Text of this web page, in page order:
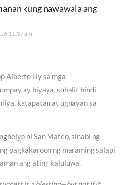
kung nawawala ang
11:37 am
Alberto Uy sa mga
ay biyaya, subalit hindi
katapatan at ugnayan sa
ni San Mateo, sinabi ng
pagkakaroon ng maraming salapi
ang ating kaluluwa.